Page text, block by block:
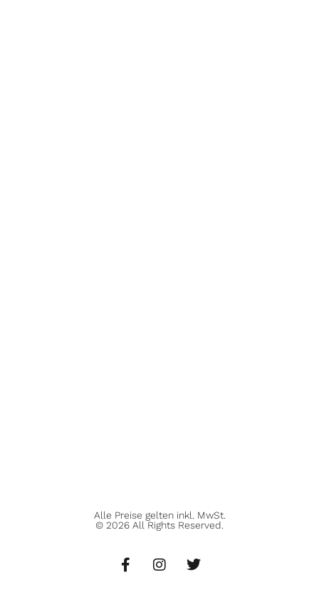
Alle Preise gelten inkl. MwSt.
© 2026 All Rights Reserved.